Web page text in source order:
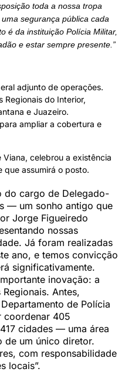
toda a nossa tropa
segurança pública cada
é da instituição Polícia Militar,
e estar sempre presente.”
adjunto de operações.
Regionais do Interior,
e Juazeiro.
ampliar a cobertura e
celebrou a existência
que assumirá o posto.
do cargo de Delegado-
— um sonho antigo que
Jorge Figueiredo
nossas
Já foram realizadas
ano, e temos convicção
significativamente.
inovação: a
Antes,
de Polícia
coordenar 405
cidades — uma área
de um único diretor.
com responsabilidade
locais”.